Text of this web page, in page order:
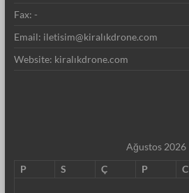
Fax: -
Email: iletisim@kiralıkdrone.com
Website: kiralıkdrone.com
Ağustos 2026
P
S Ç P C